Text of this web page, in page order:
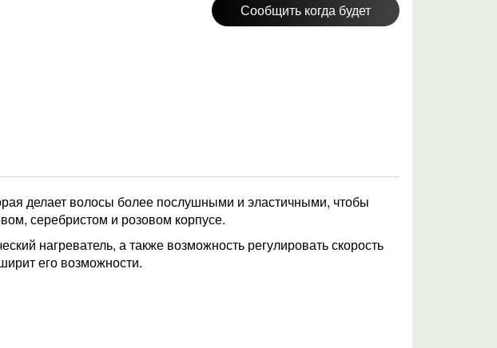
Сообщить когда будет
делает волосы более послушными и эластичными, чтобы
серебристом и розовом корпусе.
нагреватель, а также возможность регулировать скорость
его возможности.